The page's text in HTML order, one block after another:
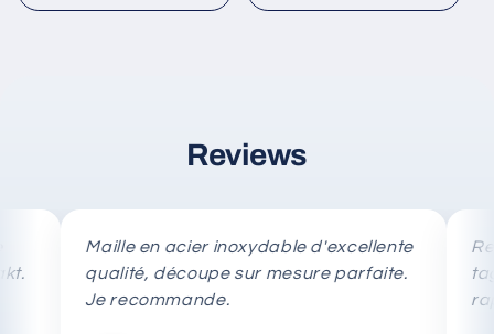
Reviews
Maille en acier inoxydable d'excellente
qualité, découpe sur mesure parfaite.
Je recommande.
Rete in
taglio
rapida.